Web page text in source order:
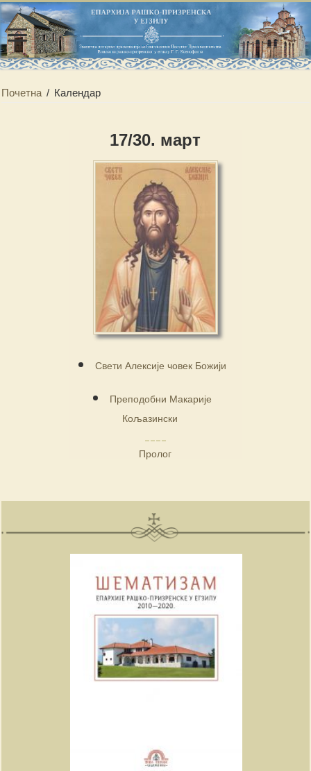
Почетна / Календар
17/30. март
Свети Алексије човек Божији
Преподобни Макарије
Кољазински
Пролог